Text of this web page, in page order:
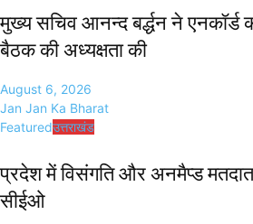
मुख्य सचिव आनन्द बर्द्धन ने एनकॉर्ड
बैठक की अध्यक्षता की
August 6, 2026
Jan Jan Ka Bharat
Featuredउत्तराखंड
प्रदेश में विसंगति और अनमैप्ड
सीईओ